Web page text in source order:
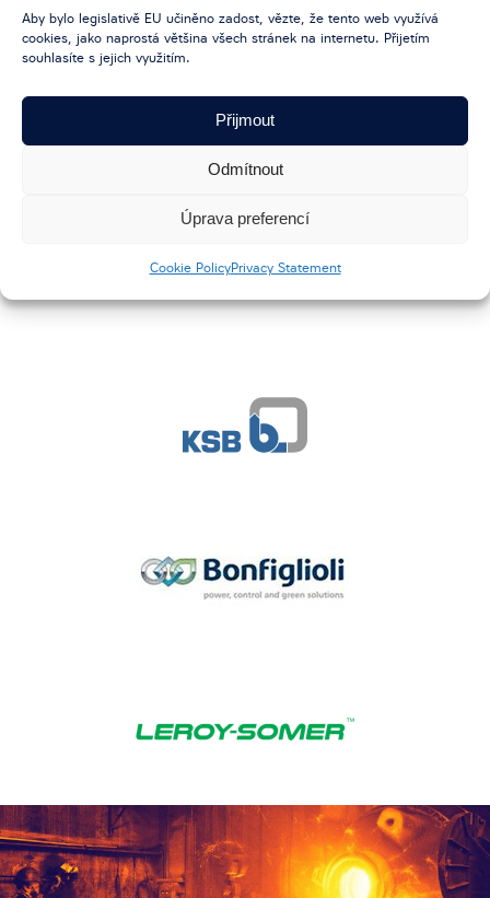
Aby bylo legislativě EU učiněno zadost, vězte, že tento web využívá
cookies, jako naprostá většina všech stránek na internetu. Přijetím
souhlasíte s jejich využitím.
Přijmout
Odmítnout
Úprava preferencí
Cookie PolicyPrivacy Statement